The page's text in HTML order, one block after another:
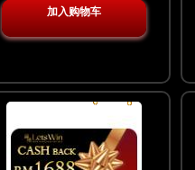
加入购物车